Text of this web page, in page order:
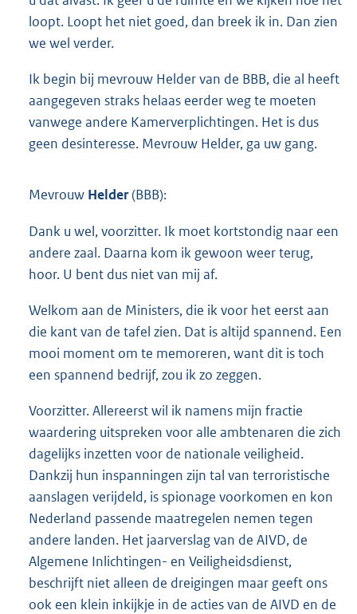
loopt. Loopt het niet goed, dan breek ik in. Dan zien
we wel verder.
Ik begin bij mevrouw Helder van de BBB, die al heeft
aangegeven straks helaas eerder weg te moeten
vanwege andere Kamerverplichtingen. Het is dus
geen desinteresse. Mevrouw Helder, ga uw gang.
Mevrouw Helder(BBB):
Dank u wel, voorzitter. Ik moet kortstondig naar een
andere zaal. Daarna kom ik gewoon weer terug,
hoor. U bent dus niet van mij af.
Welkom aan de Ministers, die ik voor het eerst aan
die kant van de tafel zien. Dat is altijd spannend. Een
mooi moment om te memoreren, want dit is toch
een spannend bedrijf, zou ik zo zeggen.
Voorzitter. Allereerst wil ik namens mijn fractie
waardering uitspreken voor alle ambtenaren die zich
dagelijks inzetten voor de nationale veiligheid.
Dankzij hun inspanningen zijn tal van terroristische
aanslagen verijdeld, is spionage voorkomen en kon
Nederland passende maatregelen nemen tegen
andere landen. Het jaarverslag van de AIVD, de
Algemene Inlichtingen- en Veiligheidsdienst,
beschrijft niet alleen de dreigingen maar geeft ons
ook een klein inkijkje in de acties van de AIVD en de